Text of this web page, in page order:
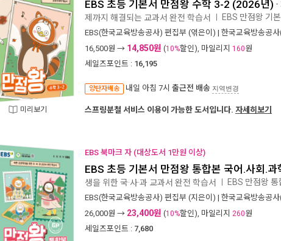
미리보기
EBS 초등 기본서 만점왕 수학 3-2 (2026년) -
제까지 해결되는 교과서 완전 학습서 EBS 만점왕 기
EBS(한국교육방송공사) 편집부 (엮은이) | 한국교육방송공
16,500원 → 14,850원 (10%할인), 마일리지 160원
세일즈포인트 : 16,195
양탄자배송 내일 아침 7시 출근전 배송 지역변경
스프링분철 서비스 이용이 가능한 도서입니다. 자세히보기
EBS 북마크 자 (대상도서 1만원 이상)
EBS 초등 기본서 만점왕 통합본 국어.사회.
생을 위한 국·사·과 교과서 완전 학습서 EBS 만점왕
EBS(한국교육방송공사) 편집부 (지은이) | 한국교육방송공
26,000원 → 23,400원 (10%할인), 마일리지 260원
세일즈포인트 : 7,680